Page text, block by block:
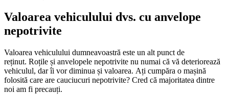
Valoarea vehiculului dvs. cu anvelope
nepotrivite
Valoarea vehiculului dumneavoastră este un alt punct de
reținut. Roțile și anvelopele nepotrivite nu numai că vă deteriorează
vehiculul, dar îi vor diminua și valoarea. Ați cumpăra o mașină
folosită care are cauciucuri nepotrivite? Cred că majoritatea dintre
noi am fi precauți.